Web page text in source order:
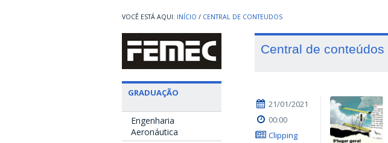
INÍCIO / CENTRAL DE CONTEUDOS
GRADUAÇÃO
Engenharia
Aeronáutica
Central de conteúdos
21/01/2021
00:00
Clipping